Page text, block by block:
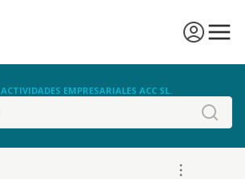
ACTIVIDADES EMPRESARIALES ACC SL.